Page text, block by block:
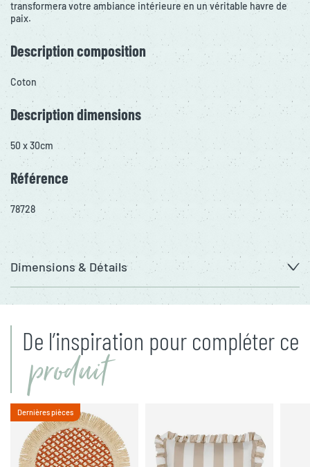
transformera votre ambiance intérieure en un véritable havre de
paix.
Description composition
Coton
Description dimensions
50 x 30cm
Référence
78728
Dimensions & Détails
De l’inspiration pour compléter ce
produit
Dernières pièces